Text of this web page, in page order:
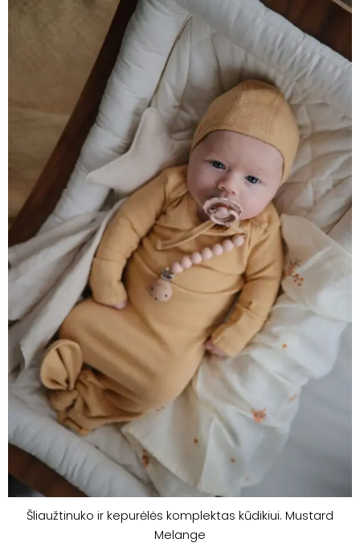
Šliaužtinuko ir kepurėlės komplektas kūdikiui. Mustard
Melange